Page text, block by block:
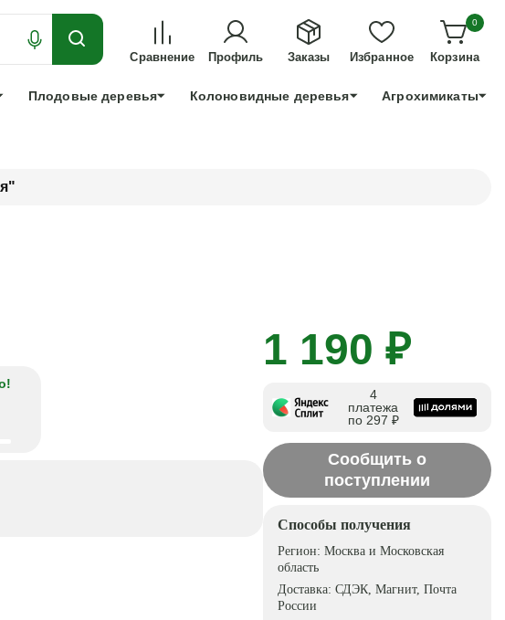
ДЛЯ ТЕХ, КТО УСПЕЕТ!
+7 991 898 83 30
Сравнение Профиль Заказы Избранное
0
Корзина
Плодовые деревья Колоновидные деревья Агрохимикаты
1 190 ₽
4
платежа
по 297 ₽
Сообщить о
поступлении
Способы получения
Регион:Москва и Московская
область
Доставка:СДЭК, Магнит, Почта
России